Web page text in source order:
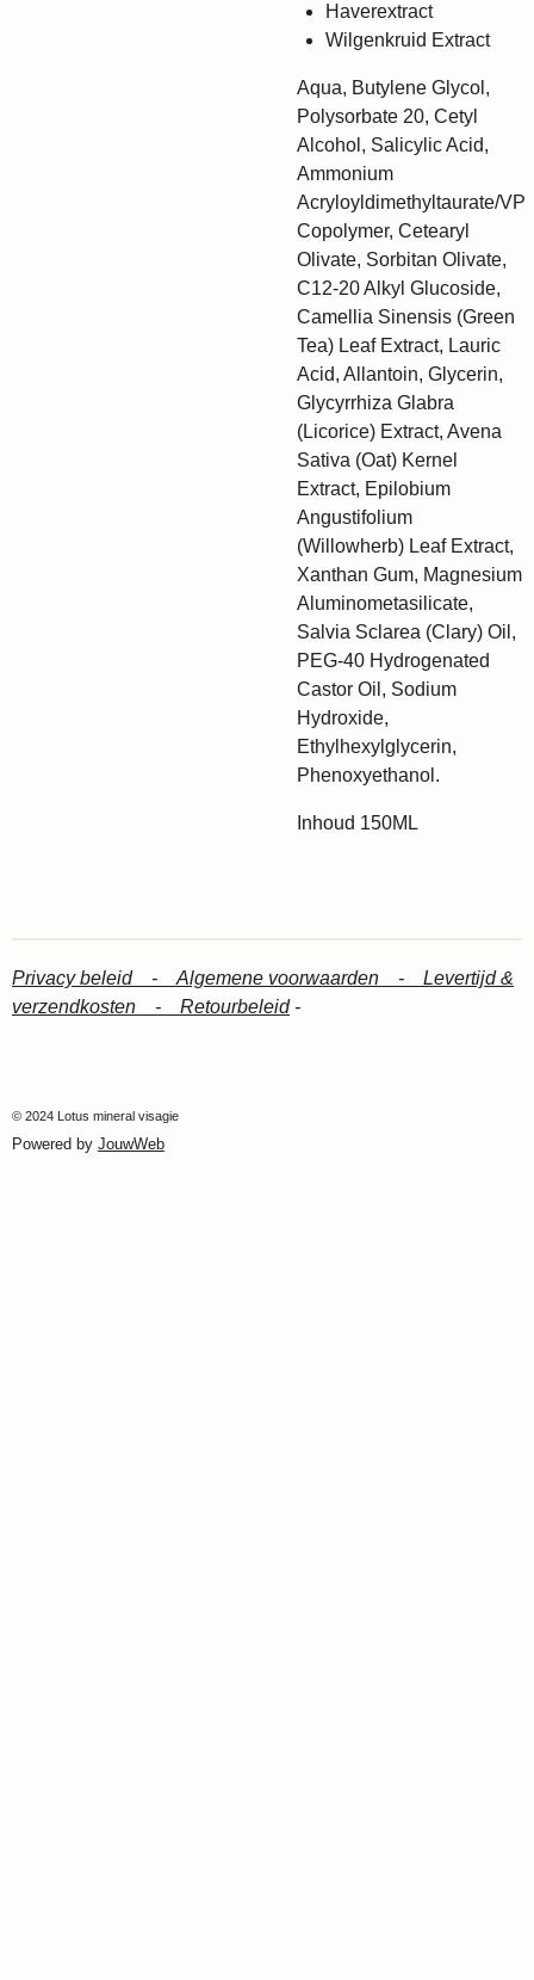
Haverextract
Wilgenkruid Extract
Aqua, Butylene Glycol,
Polysorbate 20, Cetyl
Alcohol, Salicylic Acid,
Ammonium
Acryloyldimethyltaurate/VP
Copolymer, Cetearyl
Olivate, Sorbitan Olivate,
C12-20 Alkyl Glucoside,
Camellia Sinensis (Green
Tea) Leaf Extract, Lauric
Acid, Allantoin, Glycerin,
Glycyrrhiza Glabra
(Licorice) Extract, Avena
Sativa (Oat) Kernel
Extract, Epilobium
Angustifolium
(Willowherb) Leaf Extract,
Xanthan Gum, Magnesium
Aluminometasilicate,
Salvia Sclarea (Clary) Oil,
PEG-40 Hydrogenated
Castor Oil, Sodium
Hydroxide,
Ethylhexylglycerin,
Phenoxyethanol.
Inhoud 150ML
Privacy beleid - Algemene voorwaarden - Levertijd &
verzendkosten - Retourbeleid-
© 2024 Lotus mineral visagie
Powered by JouwWeb